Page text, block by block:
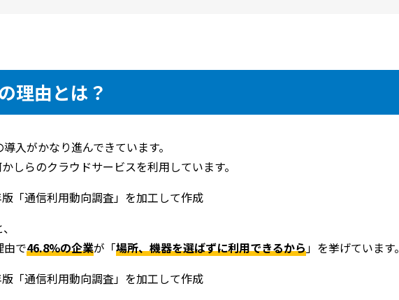
理由とは？
入がかなり進んできています。
しらのクラウドサービスを利用しています。
「通信利用動向調査」を加工して作成
由で46.8%の企業が「場所、機器を選ばずに利用できるから」を挙げています。
「通信利用動向調査」を加工して作成